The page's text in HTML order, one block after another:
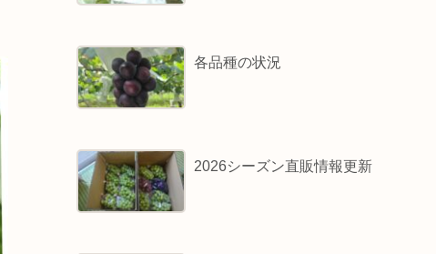
各品種の状況
2026シーズン直販情報更新